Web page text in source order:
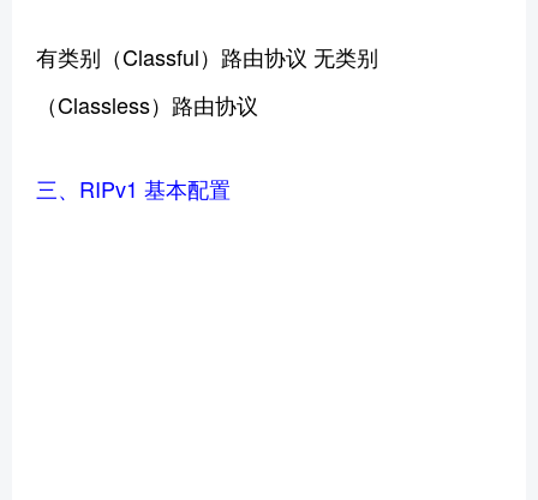
有类别（Classful）路由协议 无类别
（Classless）路由协议
三、RIPv1 基本配置